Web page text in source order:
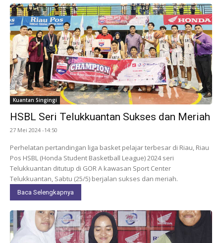
Kuantan Singingi
HSBL Seri Telukkuantan Sukses dan Meriah
27 Mei 2024 -14:50
Perhelatan pertandingan liga basket pelajar terbesar di Riau, Riau
Pos HSBL (Honda Student Basketball League) 2024 seri
Telukkuantan ditutup di GOR A kawasan Sport Center
Telukkuantan, Sabtu (25/5) berjalan sukses dan meriah.
Baca Selengkapnya